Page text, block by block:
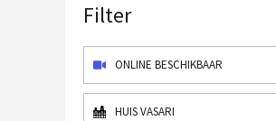
Filter
ONLINE BESCHIKBAAR
HUIS VASARI